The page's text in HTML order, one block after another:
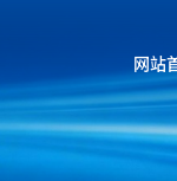
网站